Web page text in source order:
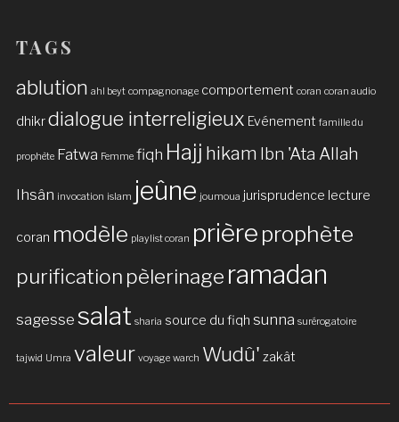
TAGS
ablution ahl beyt compagnonage comportement coran coran audio
dhikrdialogue interreligieux Evénement famille du
prophète Fatwa Femme fiqh Hajj hikam Ibn 'Ata Allah
Ihsân invocation islam jeûne joumoua jurisprudence lecture
coran modèle playlist coran prière prophète
purification pèlerinage ramadan
sagesse salat sharia source du fiqh sunna surérogatoire
tajwid Umra valeur voyage warch Wudû' zakât